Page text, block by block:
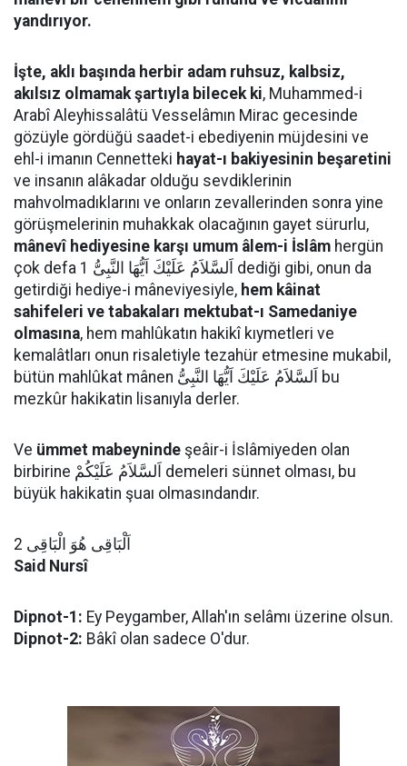
yandırıyor.
İşte, aklı başında herbir adam ruhsuz, kalbsiz,
akılsız olmamak şartıyla bilecek ki, Muhammed-i
Arabî Aleyhissalâtü Vesselâmın Mirac gecesinde
gözüyle gördüğü saadet-i ebediyenin müjdesini ve
ehl-i imanın Cennetteki hayat-ı bakiyesinin beşaretini
ve insanın alâkadar olduğu sevdiklerinin
mahvolmadıklarını ve onların zevallerinden sonra yine
görüşmelerinin muhakkak olacağının gayet sürurlu,
mânevî hediyesine karşı umum âlem-i İslâm hergün
çok defa اَلسَّلاَمُ عَلَيْكَ اَيُّهَا النَّبِىُّ 1 dediği gibi, onun da
getirdiği hediye-i mâneviyesiyle, hem kâinat
sahifeleri ve tabakaları mektubat-ı Samedaniye
olmasına, hem mahlûkatın hakikî kıymetleri ve
kemalâtları onun risaletiyle tezahür etmesine mukabil,
bütün mahlûkat mânen اَلسَّلاَمُ عَلَيْكَ اَيُّهَا النَّبِىُّ bu
mezkûr hakikatin lisanıyla derler.
Ve ümmet mabeyninde şeâir-i İslâmiyeden olan
birbirine اَلسَّلاَمُ عَلَيْكُمْ demeleri sünnet olması, bu
büyük hakikatin şuaı olmasındandır.
اَلْبَاقِى هُوَ الْبَاقِى 2
Said Nursî
Dipnot-1: Ey Peygamber, Allah'ın selâmı üzerine olsun.
Dipnot-2: Bâkî olan sadece O'dur.